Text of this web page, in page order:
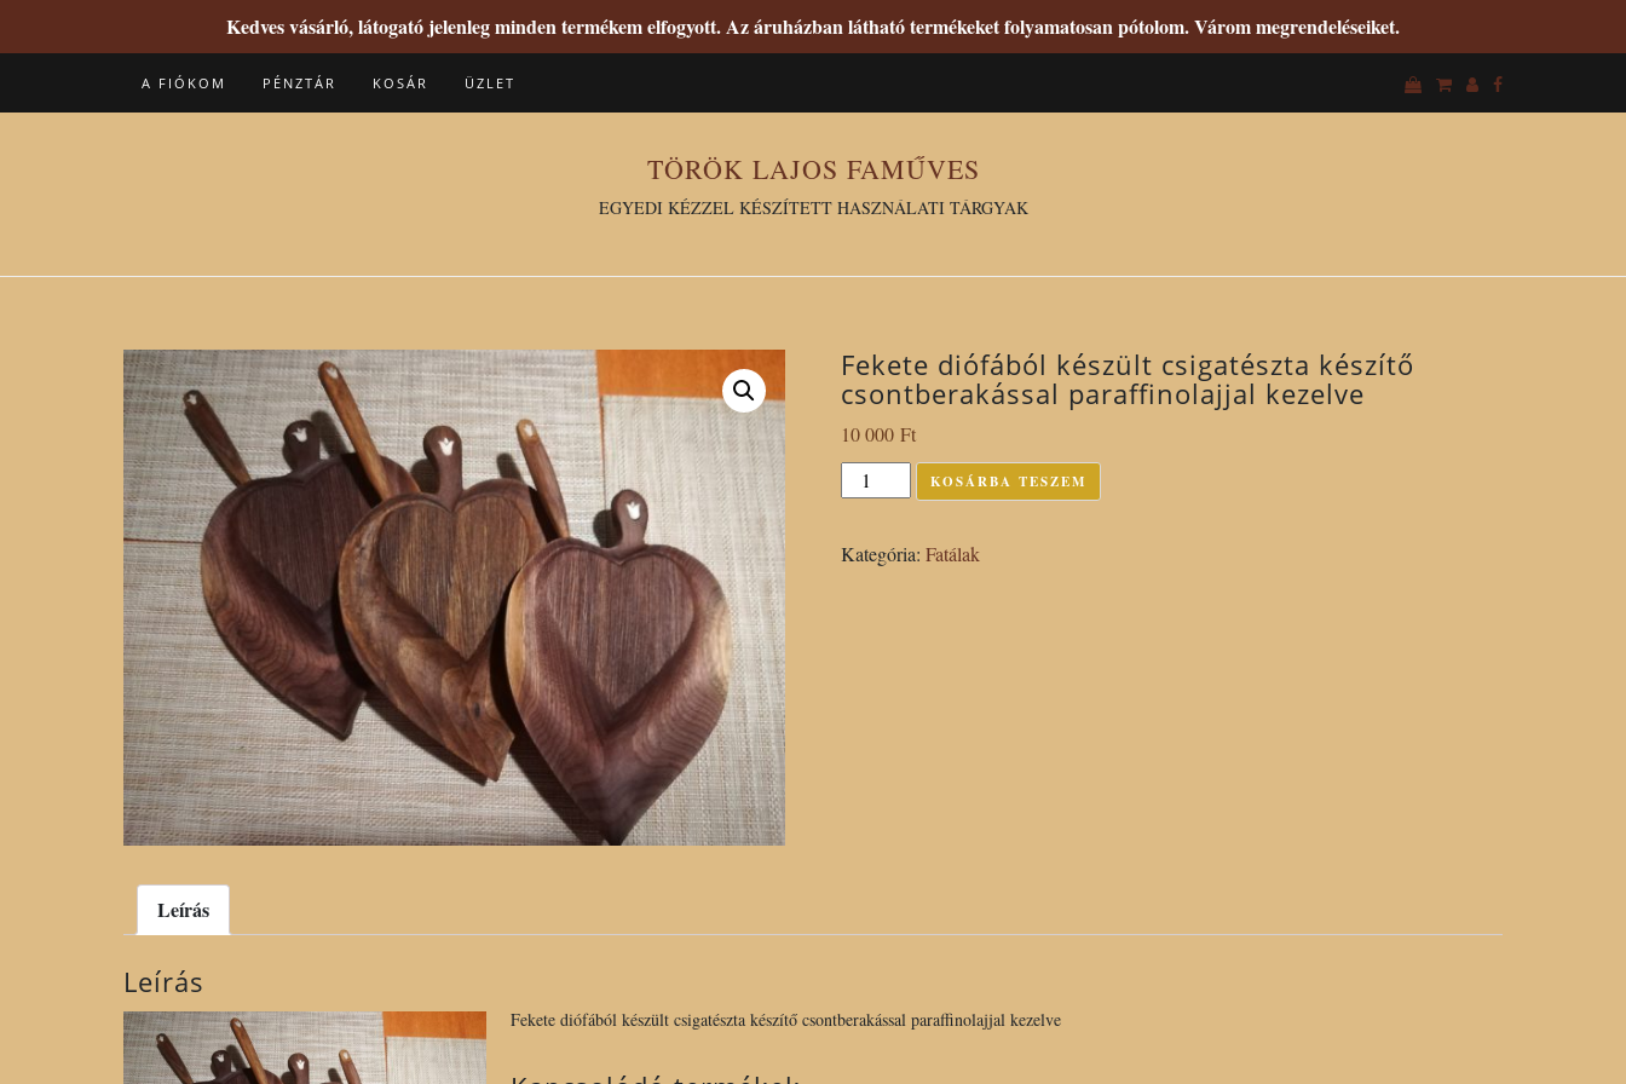
Kedves vásárló, látogató jelenleg minden termékem elfogyott. Az áruházban látható termékeket folyamatosan pótolom. Várom megrendeléseiket.
A FIÓKOM PÉNZTÁR KOSÁR ÜZLET
TÖRÖK LAJOS FAMŰVES
EGYEDI KÉZZEL KÉSZÍTETT HASZNÁLATI TÁRGYAK
Fekete diófából készült csigatészta készítő
csontberakással paraffinolajjal kezelve
10 000 Ft
Fekete
diófából
csigatészta
KOSÁRBA TESZEM
Kategória: Fatálak
Leírás
Leírás
Fekete diófából készült csigatészta készítő csontberakással paraffinolajjal kezelve